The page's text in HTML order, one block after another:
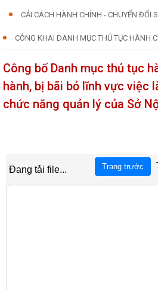
CẢI CÁCH HÀNH CHÍNH - CHUYỂN ĐỔI
CÔNG KHAI DANH MỤC THỦ TỤC HÀNH
Công bố Danh mục thủ tục
hành, bị bãi bỏ lĩnh vực việc
chức năng quản lý của Sở